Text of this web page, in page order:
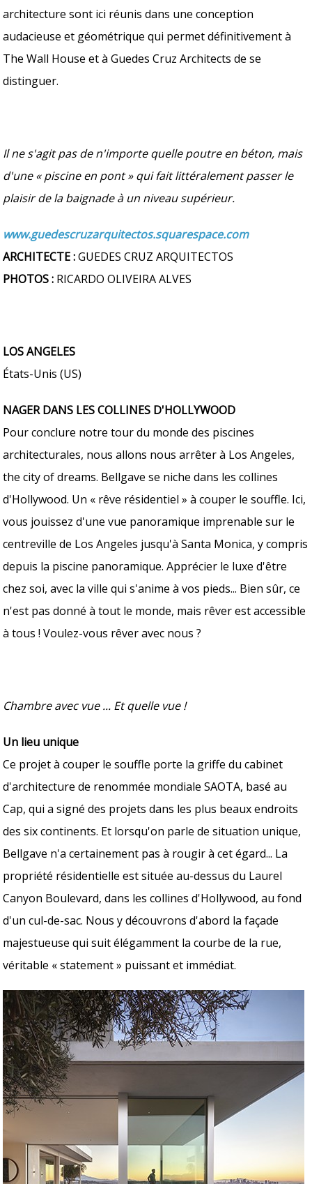
architecture sont ici réunis dans une conception
audacieuse et géométrique qui permet définitivement à
The Wall House et à Guedes Cruz Architects de se
distinguer.
Il ne s'agit pas de n'importe quelle poutre en béton, mais
d'une « piscine en pont » qui fait littéralement passer le
plaisir de la baignade à un niveau supérieur.
www.guedescruzarquitectos.squarespace.com
ARCHITECTE :GUEDES CRUZ ARQUITECTOS
PHOTOS : RICARDO OLIVEIRA ALVES
LOS ANGELES
États-Unis (US)
NAGER DANS LES COLLINES D'HOLLYWOOD
Pour conclure notre tour du monde des piscines
architecturales, nous allons nous arrêter à Los Angeles,
the city of dreams. Bellgave se niche dans les collines
d'Hollywood. Un « rêve résidentiel » à couper le souffle. Ici,
vous jouissez d'une vue panoramique imprenable sur le
centreville de Los Angeles jusqu'à Santa Monica, y compris
depuis la piscine panoramique. Apprécier le luxe d'être
chez soi, avec la ville qui s'anime à vos pieds... Bien sûr, ce
n'est pas donné à tout le monde, mais rêver est accessible
à tous ! Voulez-vous rêver avec nous ?
Chambre avec vue ... Et quelle vue !
Un lieu unique
Ce projet à couper le souffle porte la griffe du cabinet
d'architecture de renommée mondiale SAOTA, basé au
Cap, qui a signé des projets dans les plus beaux endroits
des six continents. Et lorsqu'on parle de situation unique,
Bellgave n'a certainement pas à rougir à cet égard... La
propriété résidentielle est située au-dessus du Laurel
Canyon Boulevard, dans les collines d'Hollywood, au fond
d'un cul-de-sac. Nous y découvrons d'abord la façade
majestueuse qui suit élégamment la courbe de la rue,
véritable « statement » puissant et immédiat.